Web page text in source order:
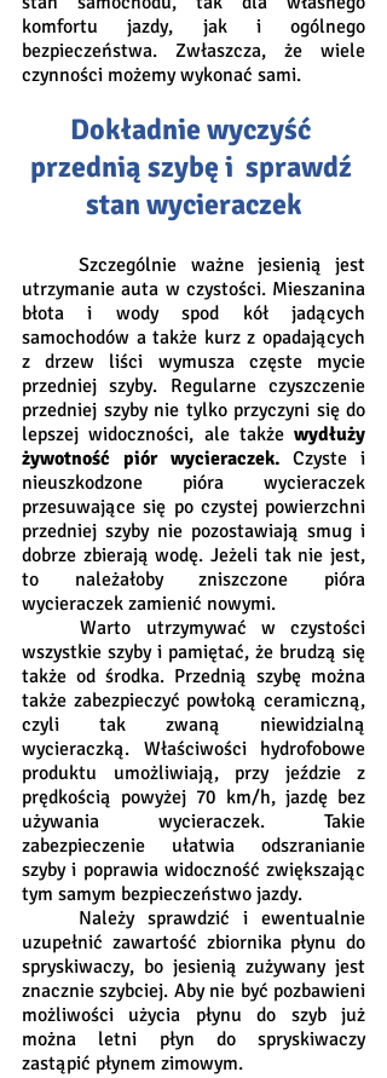
komfortu jazdy, jak i ogólnego
bezpieczeństwa. Zwłaszcza, że wiele
czynności możemy wykonać sami.
Dokładnie wyczyść
przednią szybę i  sprawdź
stan wycieraczek
	Szczególnie ważne jesienią jest
utrzymanie auta w czystości. Mieszanina
błota i wody spod kół jadących
samochodów a także kurz z opadających
z drzew liści wymusza częste mycie
przedniej szyby. Regularne czyszczenie
przedniej szyby nie tylko przyczyni się do
lepszej widoczności, ale także wydłuży
żywotność piór wycieraczek. Czyste i
nieuszkodzone pióra wycieraczek
przesuwające się po czystej powierzchni
przedniej szyby nie pozostawiają smug i
dobrze zbierają wodę. Jeżeli tak nie jest,
to należałoby zniszczone pióra
wycieraczek zamienić nowymi.
	Warto utrzymywać w czystości
wszystkie szyby i pamiętać, że brudzą się
także od środka. Przednią szybę można
także zabezpieczyć powłoką ceramiczną,
czyli tak zwaną niewidzialną
wycieraczką. Właściwości hydrofobowe
produktu umożliwiają, przy jeździe z
prędkością powyżej 70 km/h, jazdę bez
używania wycieraczek. Takie
zabezpieczenie ułatwia odszranianie
szyby i poprawia widoczność zwiększając
tym samym bezpieczeństwo jazdy.
uzupełnić zawartość zbiornika płynu do
spryskiwaczy, bo jesienią zużywany jest
znacznie szybciej. Aby nie być pozbawieni
możliwości użycia płynu do szyb już
można letni płyn do spryskiwaczy
zastąpić płynem zimowym.